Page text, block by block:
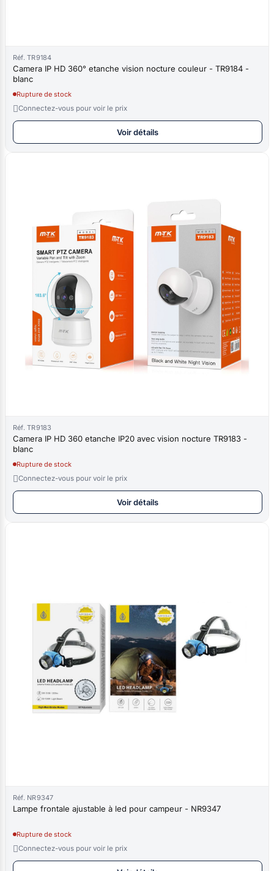
Réf. TR9184
Camera IP HD 360° etanche vision nocture couleur - TR9184 -
blanc
Rupture de stock
Connectez-vous pour voir le prix
Voir détails
Réf. TR9183
Camera IP HD 360 etanche IP20 avec vision nocture TR9183 -
blanc
Rupture de stock
Connectez-vous pour voir le prix
Voir détails
Réf. NR9347
Lampe frontale ajustable à led pour campeur - NR9347
Rupture de stock
Connectez-vous pour voir le prix